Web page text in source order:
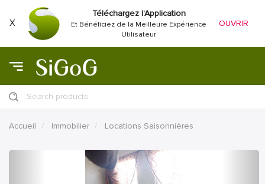
X
Téléchargez l'Application
Et Bénéficiez de la Meilleure Expérience
Utilisateur
OUVRIR
Search products
Accueil Immobilier Locations Saisonnières